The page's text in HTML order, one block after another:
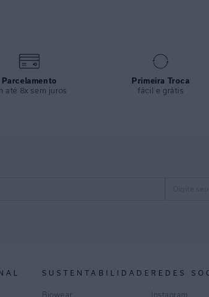
Parcelamento
até 8x sem juros
Primeira Troca
fácil e grátis
SUSTENTABILIDADE
Biowear
REDES
Instagram